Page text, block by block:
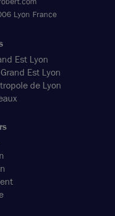
Lyon France
Est Lyon
Est Lyon
de Lyon